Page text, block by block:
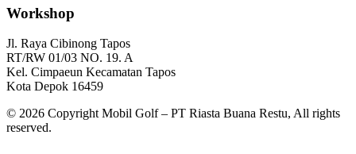
Workshop
Jl. Raya Cibinong Tapos
RT/RW 01/03 NO. 19. A
Kel. Cimpaeun Kecamatan Tapos
Kota Depok 16459
© 2026 Copyright Mobil Golf – PT Riasta Buana Restu, All rights
reserved.